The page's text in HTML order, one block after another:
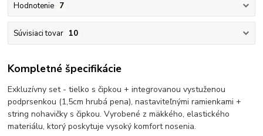
Hodnotenie 7
Súvisiaci tovar 10
Kompletné špecifikácie
Exkluzívny set - tielko s čipkou + integrovanou vystuženou
podprsenkou (1,5cm hrubá pena), nastaviteľnými ramienkami +
string nohavičky s čipkou. Vyrobené z mäkkého, elastického
materiálu, ktorý poskytuje vysoký komfort nosenia.